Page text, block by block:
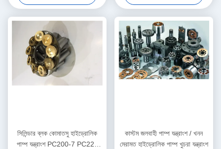
সিলিন্ডার ব্লক কোমাতসু হাইড্রোলিক
পাম্প যন্ত্রাংশ PC200-7 PC220
কাস্টম জলবাহী পাম্প যন্ত্রাংশ / খনন
মেরামত হাইড্রোলিক পাম্প খুচরা যন্ত্রাংশ